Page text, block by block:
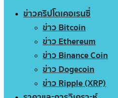
ข่าวคริปโตเคอเรนซี่
ข่าว Bitcoin
ข่าว Ethereum
ข่าว Binance Coin
ข่าว Dogecoin
ข่าว Ripple (XRP)